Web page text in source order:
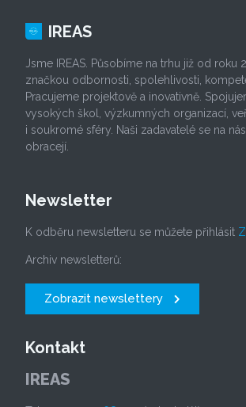
IREAS
Jsme IREAS. Působíme na trhu již od roku
značkou odbornosti, spolehlivosti,
Pracujeme projektově a inovativně.
vysokých škol, výzkumných organizací,
i soukromé sféry. Naši zadavatelé se na
obracejí.
Newsletter
K odběru newsletteru se můžete přihlásit
Archiv newsletterů:
Zobrazit newslettery
Kontakt
IREAS